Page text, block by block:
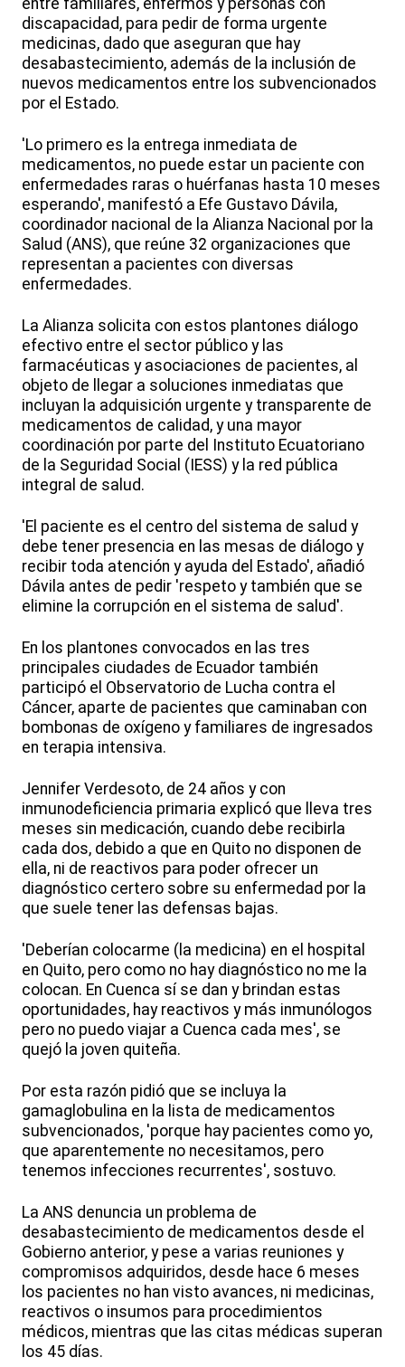
entre familiares, enfermos y personas con
discapacidad, para pedir de forma urgente
medicinas, dado que aseguran que hay
desabastecimiento, además de la inclusión de
nuevos medicamentos entre los subvencionados
por el Estado.
'Lo primero es la entrega inmediata de
medicamentos, no puede estar un paciente con
enfermedades raras o huérfanas hasta 10 meses
esperando', manifestó a Efe Gustavo Dávila,
coordinador nacional de la Alianza Nacional por la
Salud (ANS), que reúne 32 organizaciones que
representan a pacientes con diversas
enfermedades.
La Alianza solicita con estos plantones diálogo
efectivo entre el sector público y las
farmacéuticas y asociaciones de pacientes, al
objeto de llegar a soluciones inmediatas que
incluyan la adquisición urgente y transparente de
medicamentos de calidad, y una mayor
coordinación por parte del Instituto Ecuatoriano
de la Seguridad Social (IESS) y la red pública
integral de salud.
'El paciente es el centro del sistema de salud y
debe tener presencia en las mesas de diálogo y
recibir toda atención y ayuda del Estado', añadió
Dávila antes de pedir 'respeto y también que se
elimine la corrupción en el sistema de salud'.
En los plantones convocados en las tres
principales ciudades de Ecuador también
participó el Observatorio de Lucha contra el
Cáncer, aparte de pacientes que caminaban con
bombonas de oxígeno y familiares de ingresados
en terapia intensiva.
Jennifer Verdesoto, de 24 años y con
inmunodeficiencia primaria explicó que lleva tres
meses sin medicación, cuando debe recibirla
cada dos, debido a que en Quito no disponen de
ella, ni de reactivos para poder ofrecer un
diagnóstico certero sobre su enfermedad por la
que suele tener las defensas bajas.
'Deberían colocarme (la medicina) en el hospital
en Quito, pero como no hay diagnóstico no me la
colocan. En Cuenca sí se dan y brindan estas
oportunidades, hay reactivos y más inmunólogos
pero no puedo viajar a Cuenca cada mes', se
quejó la joven quiteña.
Por esta razón pidió que se incluya la
gamaglobulina en la lista de medicamentos
subvencionados, 'porque hay pacientes como yo,
que aparentemente no necesitamos, pero
tenemos infecciones recurrentes', sostuvo.
La ANS denuncia un problema de
desabastecimiento de medicamentos desde el
Gobierno anterior, y pese a varias reuniones y
compromisos adquiridos, desde hace 6 meses
los pacientes no han visto avances, ni medicinas,
reactivos o insumos para procedimientos
médicos, mientras que las citas médicas superan
los 45 días.